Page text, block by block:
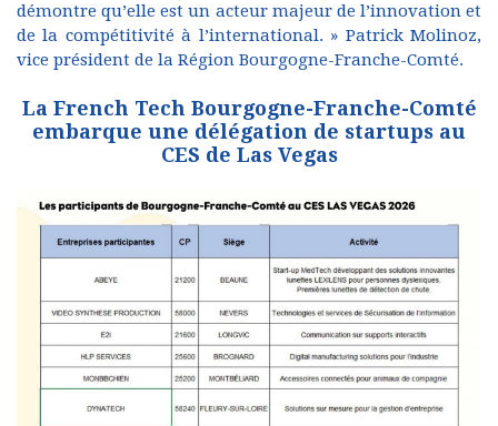
démontre qu’elle est un acteur majeur de l’innovation et
de la compétitivité à l’international. » Patrick Molinoz,
vice président de la Région Bourgogne-Franche-Comté.
La French Tech Bourgogne-Franche-Comté
embarque une délégation de startups au
CES de Las Vegas